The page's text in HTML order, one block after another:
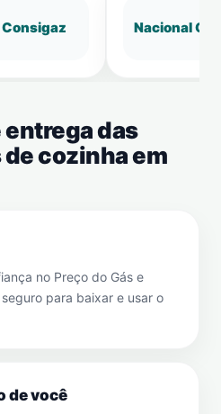
Consigaz Nacional Gás
entrega das
cozinha em
no Preço do Gás e
para baixar e usar o
de você